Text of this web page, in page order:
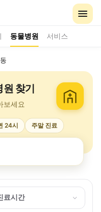
동물병원 서비스
찾기
보세요
24시 주말 진료
료시간